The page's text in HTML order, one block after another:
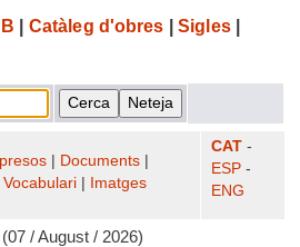
Catàleg d'obres Sigles|
Documents
Vocabulari Imatges
CAT -
ESP -
ENG
/ August / 2026)